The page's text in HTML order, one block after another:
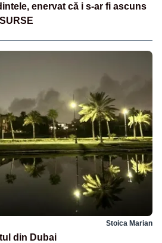
enervat că i s-ar fi ascuns
Stoica Marian
din Dubai